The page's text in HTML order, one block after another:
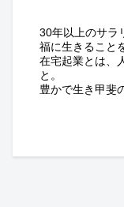
30年以上のサラ
福に生きること
在宅起業とは、
と。
豊かで生き甲斐